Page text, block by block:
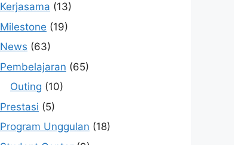
Kerjasama (13)
Milestone (19)
News (63)
Pembelajaran (65)
Outing (10)
Prestasi (5)
Program Unggulan (18)